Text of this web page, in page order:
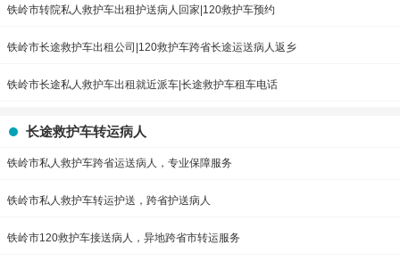
铁岭市转院私人救护车出租护送病人回家|120救护车预约
铁岭市长途救护车出租公司|120救护车跨省长途运送病人返乡
铁岭市长途私人救护车出租就近派车|长途救护车租车电话
长途救护车转运病人
铁岭市私人救护车跨省运送病人，专业保障服务
铁岭市私人救护车转运护送，跨省护送病人
铁岭市120救护车接送病人，异地跨省市转运服务